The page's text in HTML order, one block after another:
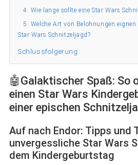
4. Wie lange sollte eine Star Wars
5. Welche Art von Belohnungen
Star Wars Schnitzeljagd?
Schlussfolgerung
🤖Galaktischer Spaß: So
einen Star Wars
einer epischen
Auf nach Endor: Tipps und
unvergessliche Star Wars
dem Kindergeburtstag